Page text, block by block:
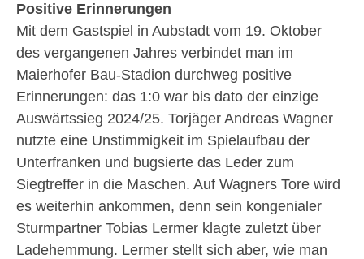
Positive Erinnerungen
Mit dem Gastspiel in Aubstadt vom 19. Oktober
des vergangenen Jahres verbindet man im
Maierhofer Bau-Stadion durchweg positive
Erinnerungen: das 1:0 war bis dato der einzige
Auswärtssieg 2024/25. Torjäger Andreas Wagner
nutzte eine Unstimmigkeit im Spielaufbau der
Unterfranken und bugsierte das Leder zum
Siegtreffer in die Maschen. Auf Wagners Tore wird
es weiterhin ankommen, denn sein kongenialer
Sturmpartner Tobias Lermer klagte zuletzt über
Ladehemmung. Lermer stellt sich aber, wie man